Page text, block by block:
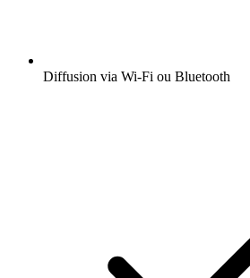
Diffusion via Wi-Fi ou Bluetooth